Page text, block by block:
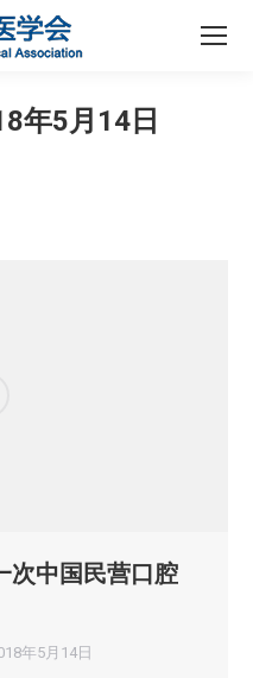
年5月14日
次中国民营口腔
年5月14日